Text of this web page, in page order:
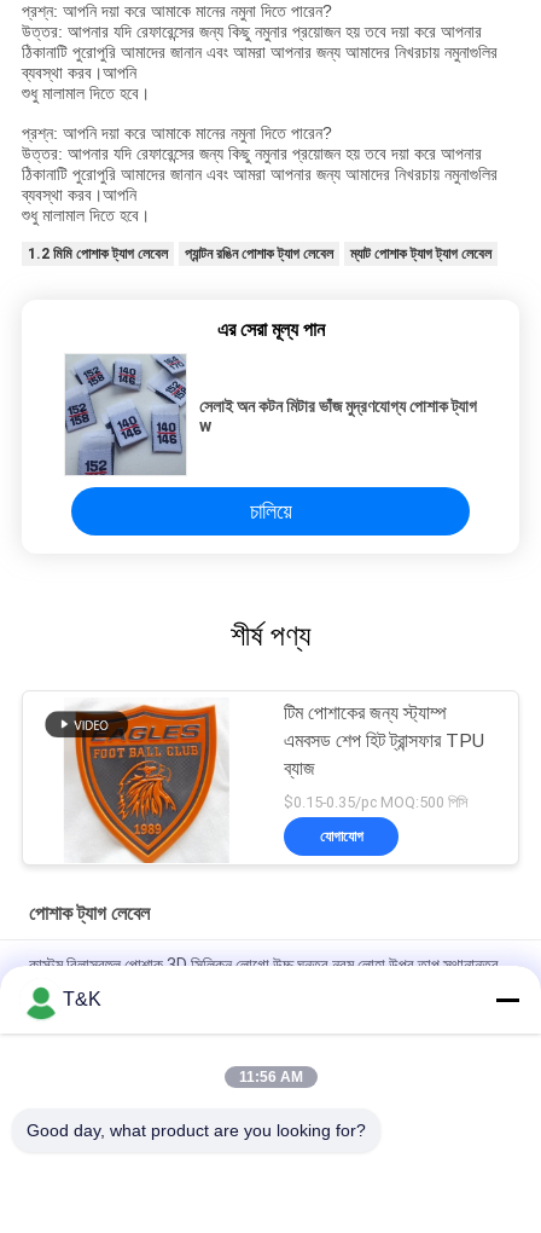
প্রশ্ন: আপনি দয়া করে আমাকে মানের নমুনা দিতে পারেন?
উত্তর: আপনার যদি রেফারেন্সের জন্য কিছু নমুনার প্রয়োজন হয় তবে দয়া করে আপনার
ঠিকানাটি পুরোপুরি আমাদের জানান এবং আমরা আপনার জন্য আমাদের নিখরচায় নমুনাগুলির
ব্যবস্থা করব।আপনি
শুধু মালামাল দিতে হবে।
প্রশ্ন: আপনি দয়া করে আমাকে মানের নমুনা দিতে পারেন?
উত্তর: আপনার যদি রেফারেন্সের জন্য কিছু নমুনার প্রয়োজন হয় তবে দয়া করে আপনার
ঠিকানাটি পুরোপুরি আমাদের জানান এবং আমরা আপনার জন্য আমাদের নিখরচায় নমুনাগুলির
ব্যবস্থা করব।আপনি
শুধু মালামাল দিতে হবে।
1.2 মিমি পোশাক ট্যাগ লেবেল প্যান্টন রঙিন পোশাক ট্যাগ লেবেল ম্যাট পোশাক ট্যাগ ট্যাগ লেবেল
এর সেরা মূল্য পান
সেলাই অন কটন মিটার ভাঁজ মুদ্রণযোগ্য পোশাক ট্যাগ
w
চালিয়ে
শীর্ষ পণ্য
টিম পোশাকের জন্য স্ট্যাম্প
এমবসড শেপ হিট ট্রান্সফার TPU
ব্যাজ
$0.15-0.35/pc MOQ:500 পিসি
যোগাযোগ
পোশাক ট্যাগ লেবেল
কাস্টম বিলাসবহুল পোশাক 3D সিলিকন লোগো উচ্চ ঘনত্ব নরম লোহা উপর তাপ স্থানান্তর
প্যাচ জন্য টি-শার্ট
কাস্টমাইজড ফাইবার রোপণ PU চামড়া স্থানান্তর লেবেল সিলিকন সফট 3D লোগো
কাস্টম আয়রন অন 3 ডি ফুটবল লোগো ট্যাটামি সঙ্গে ট্যাটামি ব্যাকিং লোগো এমবসড গার্মেন্ট
T&K
11:56 AM
Good day, what product are you looking for?